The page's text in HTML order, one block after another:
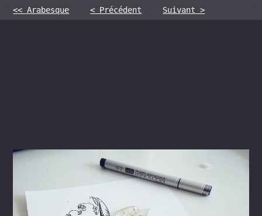
<< Arabesque < Précédent Suivant >